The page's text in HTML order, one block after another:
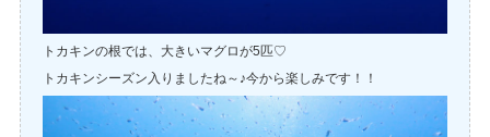
トカキンの根では、大きいマグロが5匹♡
トカキンシーズン入りましたね～♪今から楽しみです！！